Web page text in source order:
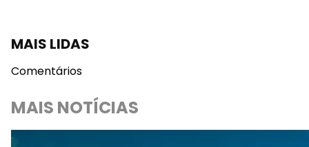
MAIS LIDAS
Comentários
MAIS NOTÍCIAS